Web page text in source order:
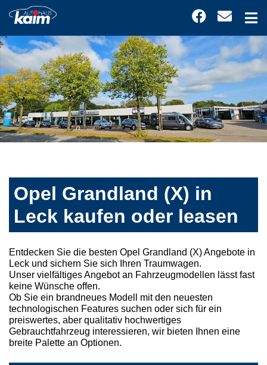
Opel Grandland (X) in
Leck kaufen oder leasen
Entdecken Sie die besten Opel Grandland (X) Angebote in
Leck und sichern Sie sich Ihren Traumwagen.
Unser vielfältiges Angebot an Fahrzeugmodellen lässt fast
keine Wünsche offen.
Ob Sie ein brandneues Modell mit den neuesten
technologischen Features suchen oder sich für ein
preiswertes, aber qualitativ hochwertiges
Gebrauchtfahrzeug interessieren, wir bieten Ihnen eine
breite Palette an Optionen.